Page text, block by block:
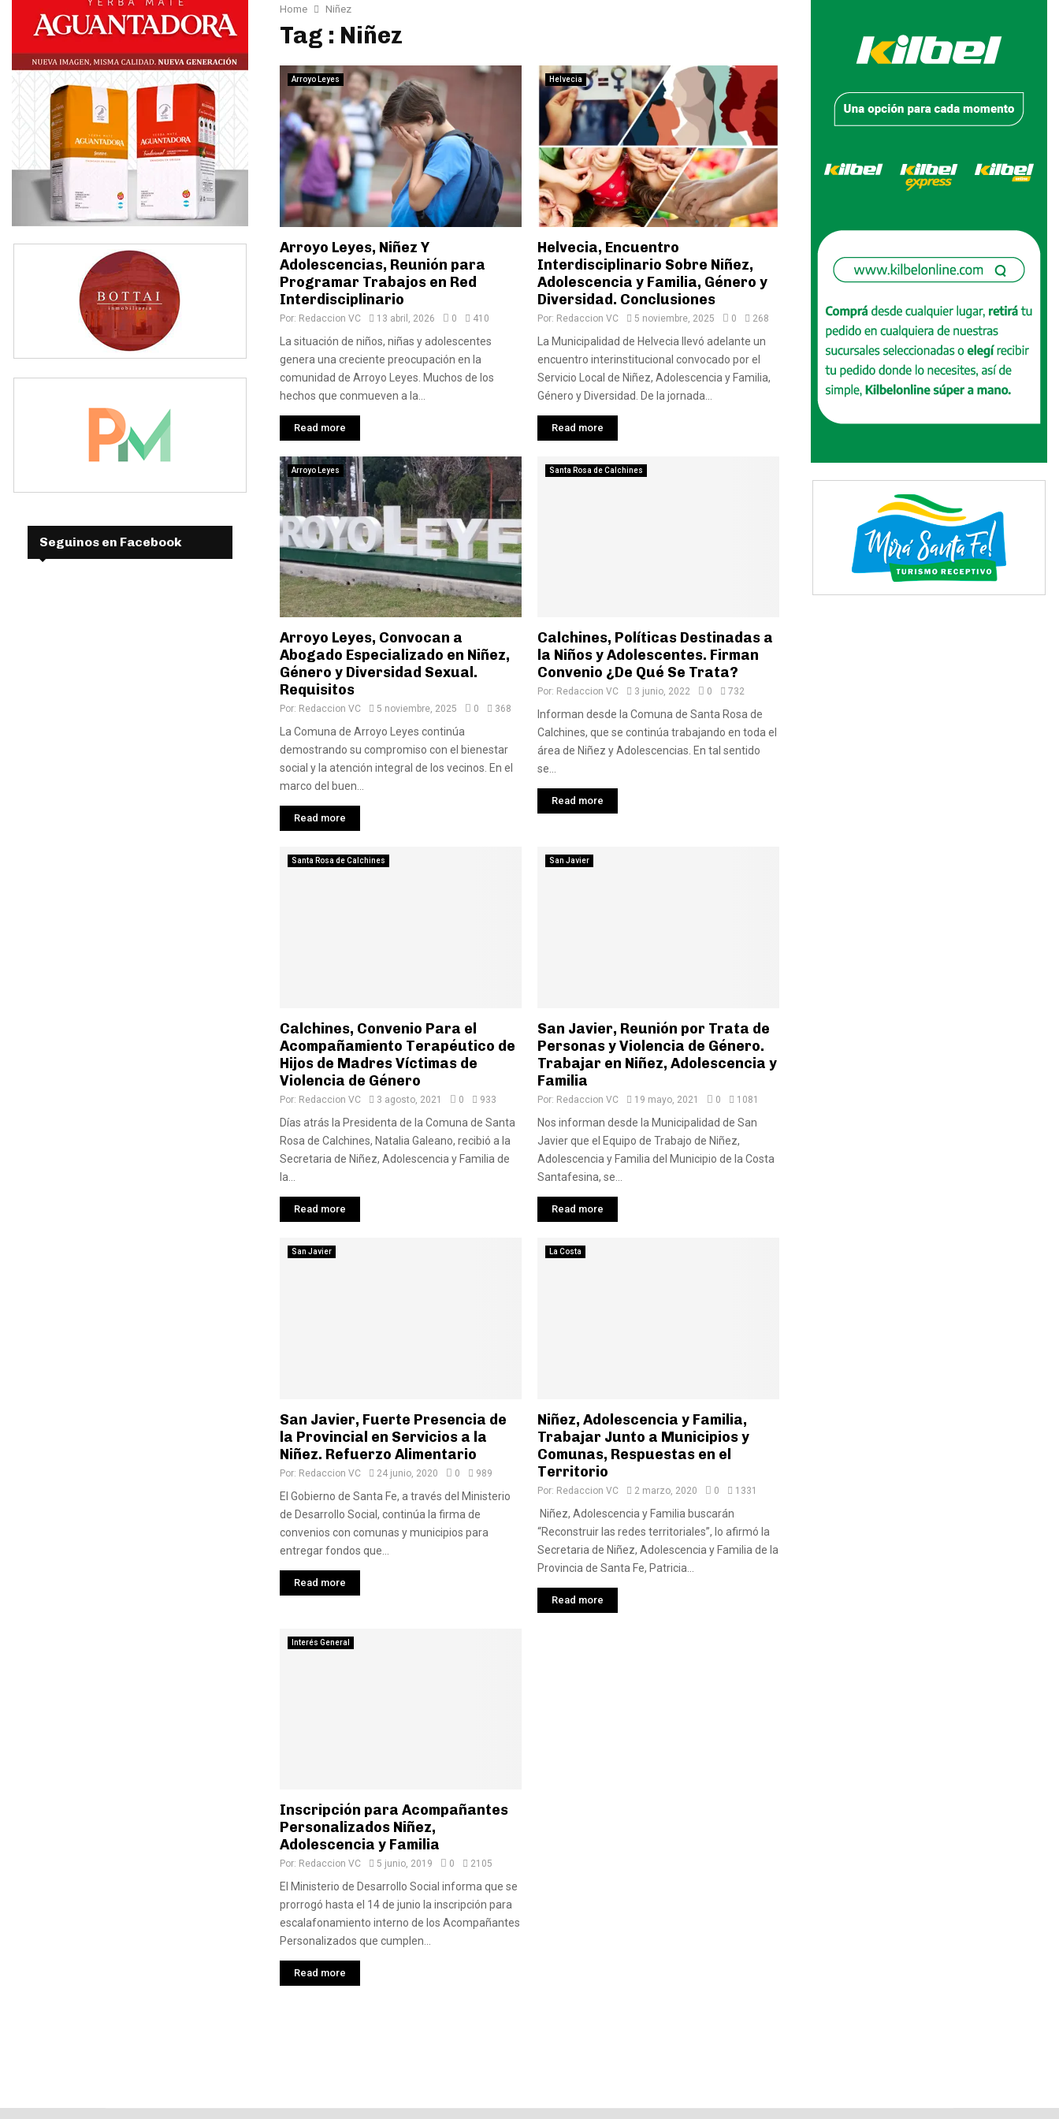
Home Niñez
Tag : Niñez
Arroyo Leyes
Arroyo Leyes, Niñez Y
Adolescencias, Reunión para
Programar Trabajos en Red
Interdisciplinario
Por: Redaccion VC 13 abril, 2026 0 410
La situación de niños, niñas y adolescentes
genera una creciente preocupación en la
comunidad de Arroyo Leyes. Muchos de los
hechos que conmueven a la...
Read more
Helvecia
Helvecia, Encuentro
Interdisciplinario Sobre Niñez,
Adolescencia y Familia, Género y
Diversidad. Conclusiones
Por: Redaccion VC 5 noviembre, 2025 0 268
La Municipalidad de Helvecia llevó adelante un
encuentro interinstitucional convocado por el
Servicio Local de Niñez, Adolescencia y Familia,
Género y Diversidad. De la jornada...
Read more
Arroyo Leyes
Arroyo Leyes, Convocan a
Abogado Especializado en Niñez,
Género y Diversidad Sexual.
Requisitos
Por: Redaccion VC 5 noviembre, 2025 0 368
La Comuna de Arroyo Leyes continúa
demostrando su compromiso con el bienestar
social y la atención integral de los vecinos. En el
marco del buen...
Read more
Santa Rosa de Calchines
Calchines, Políticas Destinadas a
la Niños y Adolescentes. Firman
Convenio ¿De Qué Se Trata?
Por: Redaccion VC 3 junio, 2022 0 732
Informan desde la Comuna de Santa Rosa de
Calchines, que se continúa trabajando en toda el
área de Niñez y Adolescencias. En tal sentido
se...
Read more
Santa Rosa de Calchines
Calchines, Convenio Para el
Acompañamiento Terapéutico de
Hijos de Madres Víctimas de
Violencia de Género
Por: Redaccion VC 3 agosto, 2021 0 933
Días atrás la Presidenta de la Comuna de Santa
Rosa de Calchines, Natalia Galeano, recibió a la
Secretaria de Niñez, Adolescencia y Familia de
la...
Read more
San Javier
San Javier, Reunión por Trata de
Personas y Violencia de Género.
Trabajar en Niñez, Adolescencia y
Familia
Por: Redaccion VC 19 mayo, 2021 0 1081
Nos informan desde la Municipalidad de San
Javier que el Equipo de Trabajo de Niñez,
Adolescencia y Familia del Municipio de la Costa
Santafesina, se...
Read more
San Javier
San Javier, Fuerte Presencia de
la Provincial en Servicios a la
Niñez. Refuerzo Alimentario
Por: Redaccion VC 24 junio, 2020 0 989
El Gobierno de Santa Fe, a través del Ministerio
de Desarrollo Social, continúa la firma de
convenios con comunas y municipios para
entregar fondos que...
Read more
La Costa
Niñez, Adolescencia y Familia,
Trabajar Junto a Municipios y
Comunas, Respuestas en el
Territorio
Por: Redaccion VC 2 marzo, 2020 0 1331
Niñez, Adolescencia y Familia buscarán
“Reconstruir las redes territoriales”, lo afirmó la
Secretaria de Niñez, Adolescencia y Familia de la
Provincia de Santa Fe, Patricia...
Read more
Interés General
Inscripción para Acompañantes
Personalizados Niñez,
Adolescencia y Familia
Por: Redaccion VC 5 junio, 2019 0 2105
El Ministerio de Desarrollo Social informa que se
prorrogó hasta el 14 de junio la inscripción para
escalafonamiento interno de los Acompañantes
Personalizados que cumplen...
Read more
Seguinos en Facebook